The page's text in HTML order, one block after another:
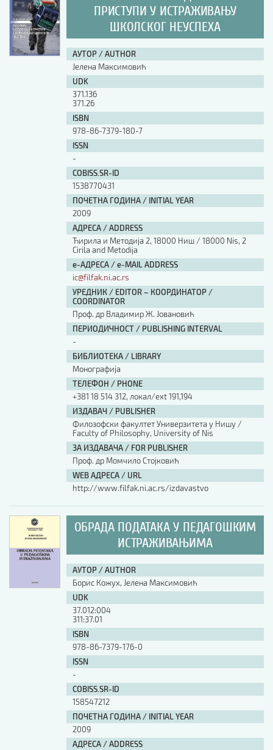
ПРИСТУПИ У ИСТРАЖИВАЊУ
ШКОЛСКОГ НЕУСПЕХА
АУТОР / AUTHOR
Јелена Максимовић
UDK
371.136
371.26
ISBN
978-86-7379-180-7
ISSN
-
COBISS.SR-ID
1538770431
ПОЧЕТНА ГОДИНА / INITIAL YEAR
2009
АДРЕСА / ADDRESS
Ћирила и Методија 2, 18000 Ниш / 18000 Nis, 2
Cirila and Metodija
е-АДРЕСА / e-MAIL ADDRESS
ic@filfak.ni.ac.rs
УРЕДНИК / EDITOR – КООРДИНАТОР /
COORDINATOR
Проф. др Владимир Ж. Јовановић
ПЕРИОДИЧНОСТ / PUBLISHING INTERVAL
-
БИБЛИОТЕКА / LIBRARY
Монографија
ТЕЛЕФОН / PHONE
+381 18 514 312, локал/ext 191,194
ИЗДАВАЧ / PUBLISHER
Филозофски факултет Универзитета у Нишу /
Faculty of Philosophy, University of Nis
ЗА ИЗДАВАЧА / FOR PUBLISHER
Проф. др Момчило Стојковић
WEB АДРЕСА / URL
http://www.filfak.ni.ac.rs/izdavastvo
ОБРАДА ПОДАТАКА У ПЕДАГОШКИМ
ИСТРАЖИВАЊИМА
АУТОР / AUTHOR
Борис Кожух, Јелена Максимовић
UDK
37.012:004
311:37.01
ISBN
978-86-7379-176-0
ISSN
-
COBISS.SR-ID
158547212
ПОЧЕТНА ГОДИНА / INITIAL YEAR
2009
АДРЕСА / ADDRESS